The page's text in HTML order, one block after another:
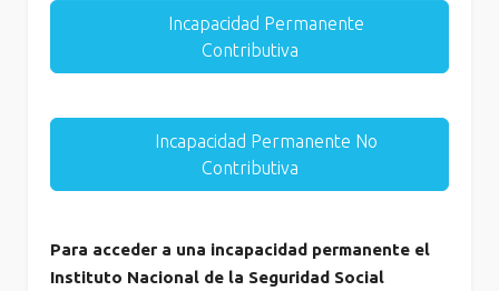
Incapacidad Permanente
Contributiva
Incapacidad Permanente No
Contributiva
Para acceder a una incapacidad permanente el
Instituto Nacional de la Seguridad Social